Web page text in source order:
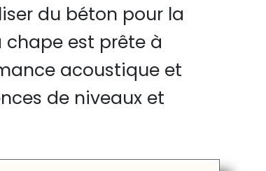
du béton pour la
chape est prête à
acoustique et
de niveaux et